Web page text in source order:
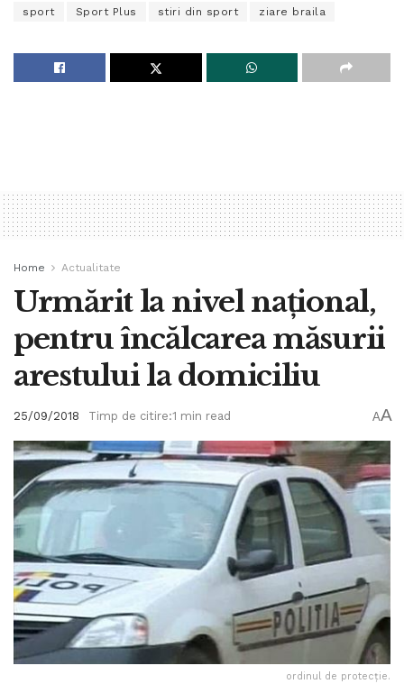
sport Sport Plus stiri din sport ziare braila
Home Actualitate
Urmărit la nivel național,
pentru încălcarea măsurii
arestului la domiciliu
25/09/2018 Timp de citire:1 min read AA
ordinul de protecție.